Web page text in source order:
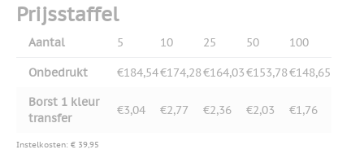
Prijsstaffel
Aantal 5 10 25 50 100
Onbedrukt €184,54€174,28€164,03€153,78€148,65
Borst 1 kleur
transfer
€3,04 €2,77 €2,36 €2,03 €1,76
Instelkosten: € 39,95